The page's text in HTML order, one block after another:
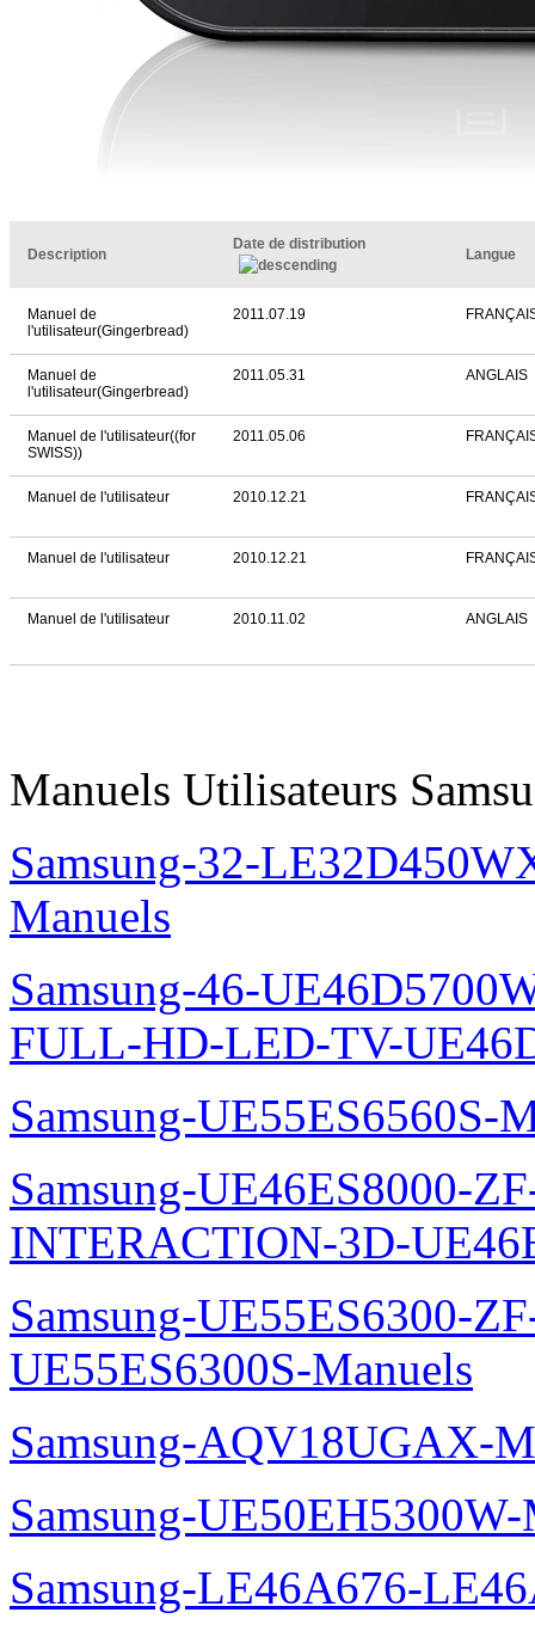
Description
Date de distribution
Langue
Manuel de
l'utilisateur(Gingerbread)
2011.07.19
Manuel de
l'utilisateur(Gingerbread)
2011.05.31 ANGLAIS
Manuel de l'utilisateur((for
SWISS))
2011.05.06
Manuel de l'utilisateur 2010.12.21
Manuel de l'utilisateur 2010.12.21
Manuel de l'utilisateur 2010.11.02 ANGLAIS
Manuels Utilisateurs
Samsung-32-
Manuels
Samsung-46-
FULL-HD-LED-TV-
Samsung-UE55ES6560S-
Samsung-UE46ES8000-
INTERACTION-3D-
Samsung-UE55ES6300-
UE55ES6300S-Manuels
Samsung-AQV18UGAX-
Samsung-UE50EH5300W-
Samsung-LE46A676-